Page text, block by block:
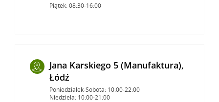
Piątek: 08:30-16:00
Jana Karskiego 5 (Manufaktura),
Łódź
Poniedziałek-Sobota: 10:00-22:00
Niedziela: 10:00-21:00